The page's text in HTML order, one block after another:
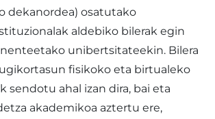
dekanordea) osatutako
aldebiko bilerak egin
unibertsitateekin. Bilera
fisikoko eta birtualeko
sendotu ahal izan dira, bai eta
akademikoa aztertu ere,